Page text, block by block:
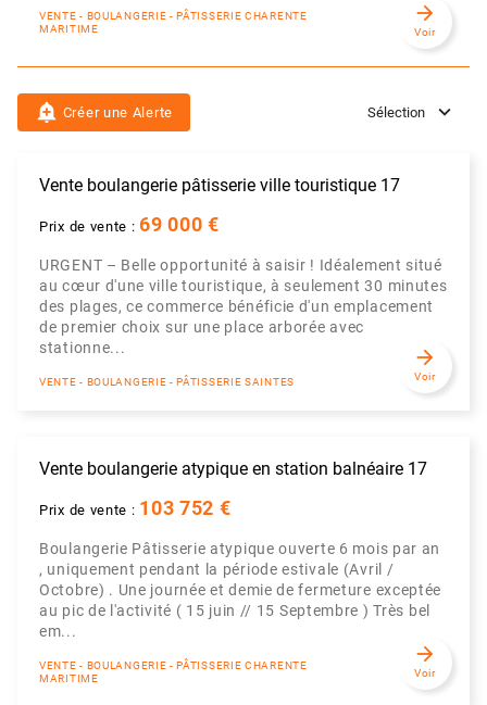
VENTE - BOULANGERIE - PÂTISSERIE CHARENTE
MARITIME
arrow_forward
Voir
add_alert Créer une Alerte Sélection
Vente boulangerie pâtisserie ville touristique 17
Prix de vente :69 000 €
URGENT – Belle opportunité à saisir ! Idéalement situé
au cœur d'une ville touristique, à seulement 30 minutes
des plages, ce commerce bénéficie d'un emplacement
de premier choix sur une place arborée avec
stationne...
VENTE - BOULANGERIE - PÂTISSERIE SAINTES
arrow_forward
Voir
Vente boulangerie atypique en station balnéaire 17
Prix de vente : 103 752 €
Boulangerie Pâtisserie atypique ouverte 6 mois par an
, uniquement pendant la période estivale (Avril /
Octobre) . Une journée et demie de fermeture exceptée
au pic de l'activité ( 15 juin // 15 Septembre ) Très bel
em...
VENTE - BOULANGERIE - PÂTISSERIE CHARENTE
MARITIME
arrow_forward
Voir